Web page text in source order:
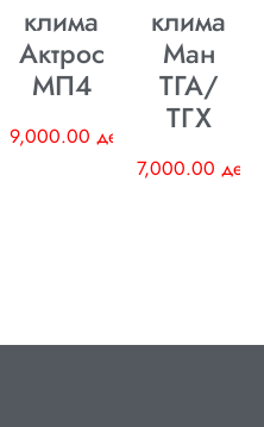
клима
Актрос
МП4
9,000.00 ден
клима
Ман
ТГА/
ТГХ
7,000.00 ден